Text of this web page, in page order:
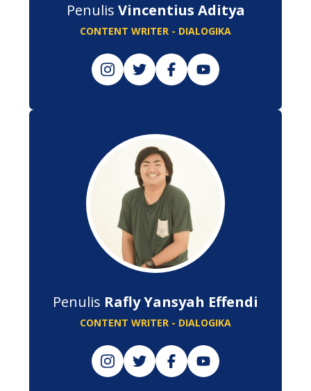
Penulis Vincentius Aditya
CONTENT WRITER - DIALOGIKA
Penulis Rafly Yansyah Effendi
CONTENT WRITER - DIALOGIKA